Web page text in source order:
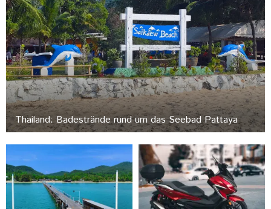
Thailand: Badestrände rund um das Seebad Pattaya